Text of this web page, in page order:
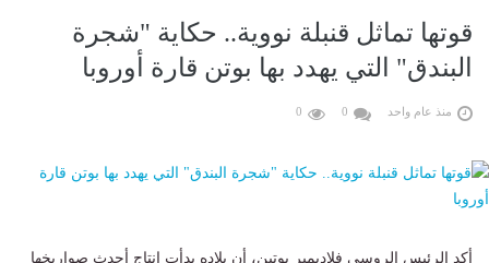
قوتها تماثل قنبلة نووية.. حكاية "شجرة
البندق" التي يهدد بها بوتن قارة أوروبا
منذ عام واحد 0
0
أكد الرئيس الروسي فلاديمير بوتين، أن بلاده بدأت إنتاج أحدث صواريخها